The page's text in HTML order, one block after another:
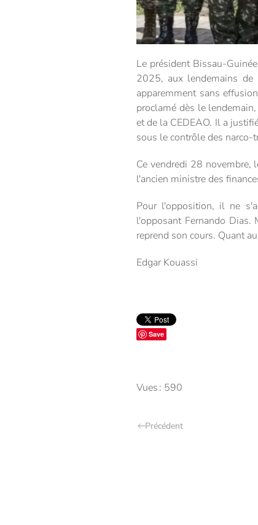
Le président Bissau-
2025, aux lendemains de
apparemment sans
proclamé dès le
et de la CEDEAO. Il a
sous le contrôle des narco-
Ce vendredi 28 novembre,
l'ancien ministre des
Pour l'opposition, il ne
l'opposant Fernando Dias.
reprend son cours. Quant
Edgar Kouassi
Save
Vues : 590
Précédent